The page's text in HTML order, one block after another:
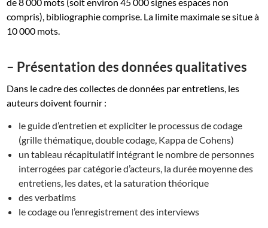
compris), bibliographie comprise. La limite maximale se situe à
10 000 mots.
– Présentation des données qualitatives
Dans le cadre des collectes de données par entretiens, les
auteurs doivent fournir :
le guide d’entretien et expliciter le processus de codage
(grille thématique, double codage, Kappa de Cohens)
un tableau récapitulatif intégrant le nombre de personnes
interrogées par catégorie d’acteurs, la durée moyenne des
entretiens, les dates, et la saturation théorique
des verbatims
le codage ou l’enregistrement des interviews